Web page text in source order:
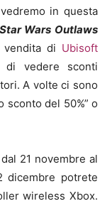
in questa
Star Wars Outlaws
di Ubisoft
di vedere sconti
A volte ci sono
sconto del 50%” o
21 novembre al
dicembre potrete
wireless Xbox.